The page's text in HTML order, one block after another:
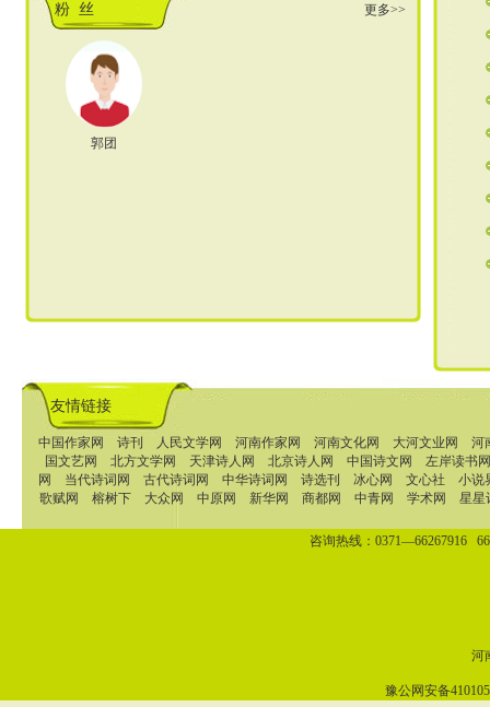
粉 丝 更多>>
郭团
友情链接
中国作家网 诗刊 人民文学网 河南作家网 河南文化网 大河文业网
河
国文艺网
北方文学网 天津诗人网 北京诗人网 中国诗文网
左岸读书网
网
当代诗词网 古代诗词网 中华诗词网 诗选刊 冰心网 文心社
小说
歌赋网
榕树下 大众网 中原网 新华网 商都网 中青网 学术网 星星
咨询热线：0371—66267916
河
豫公网安备